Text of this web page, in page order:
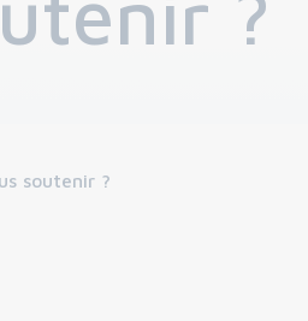
soutenir ?